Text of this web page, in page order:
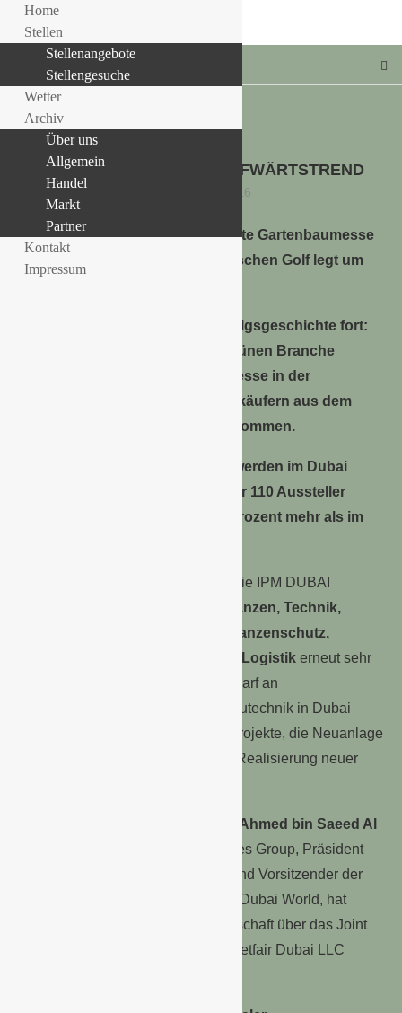
IPM DUBAI WEITER IM AUFWÄRTSTREND
10. Oktober 2016
Wichtigste Gartenbaumesse
im arabischen Golf legt um
Die IPM DUBAI schreibt ihre Erfolgsgeschichte fort:
Immer mehr Unternehmer der Grünen Branche
nutzen die bedeutendste B2B-Messe in der
Golfregion, um mit wichtigen Einkäufern aus dem
Mittleren Osten ins Geschäft zu kommen.
Vom 13. bis 15. November 2016 werden im Dubai
World Trade Centre erstmals über 110 Aussteller
dabei sein – noch einmal neun Prozent mehr als im
Mit Blick auf die Expo 2020 bietet die IPM DUBAI
Pflanzen, Technik,
Garten- und Landschaftsbau, Pflanzenschutz,
Floristik, Gartenausstattung und Logistik erneut sehr
gute Geschäftsaussichten. Der Bedarf an
Gartenbauprodukten und Gartenbautechnik in Dubai
steigt durch große städtische Bauprojekte, die Neuanlage
öffentlicher Parks sowie durch die Realisierung neuer
Scheich Ahmed bin Saeed Al
, Vorsitzender der Emirates Group, Präsident
der Dubai Civil Aviation Authority und Vorsitzender der
staatlichen Investmentgesellschaft Dubai World, hat
deshalb persönlich die Schirmherrschaft über das Joint
Venture der Messe Essen und planetfair Dubai LLC
Home
Stellen
Stellenangebote
Stellengesuche
Wetter
Archiv
Über uns
Allgemein
Handel
Markt
Partner
Kontakt
Impressum